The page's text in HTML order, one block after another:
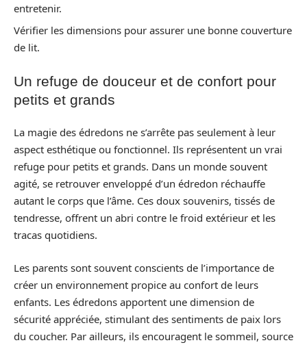
entretenir.
Vérifier les dimensions pour assurer une bonne couverture
de lit.
Un refuge de douceur et de confort pour
petits et grands
La magie des édredons ne s’arrête pas seulement à leur
aspect esthétique ou fonctionnel. Ils représentent un vrai
refuge pour petits et grands. Dans un monde souvent
agité, se retrouver enveloppé d’un édredon réchauffe
autant le corps que l’âme. Ces doux souvenirs, tissés de
tendresse, offrent un abri contre le froid extérieur et les
tracas quotidiens.
Les parents sont souvent conscients de l’importance de
créer un environnement propice au confort de leurs
enfants. Les édredons apportent une dimension de
sécurité appréciée, stimulant des sentiments de paix lors
du coucher. Par ailleurs, ils encouragent le sommeil, source